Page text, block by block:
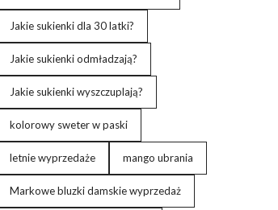
Jakie sukienki dla 30 latki?
Jakie sukienki odmładzają?
Jakie sukienki wyszczuplają?
kolorowy sweter w paski
letnie wyprzedaże mango ubrania
Markowe bluzki damskie wyprzedaż